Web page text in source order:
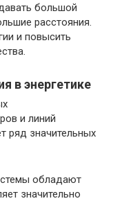
большой
расстояния.
и повысить
в энергетике
и линий
ряд значительных
обладают
значительно